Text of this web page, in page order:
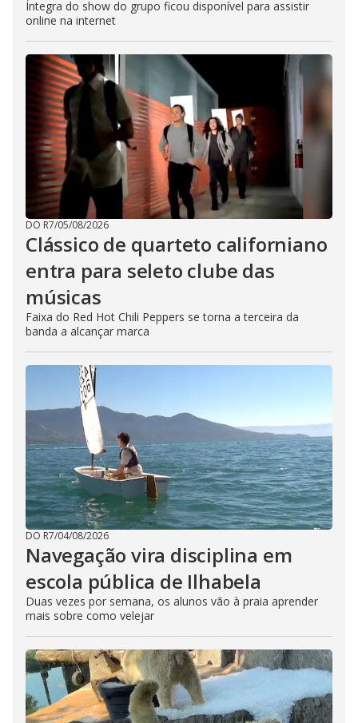
Íntegra do show do grupo ficou disponível para assistir
online na internet
DO R7/05/08/2026
Clássico de quarteto californiano
entra para seleto clube das
músicas
Faixa do Red Hot Chili Peppers se torna a terceira da
banda a alcançar marca
DO R7/04/08/2026
Navegação vira disciplina em
escola pública de Ilhabela
Duas vezes por semana, os alunos vão à praia aprender
mais sobre como velejar